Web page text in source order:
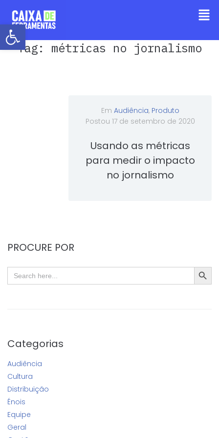
Barra de Ferramentas Aberta
Tag: métricas no jornalismo
Em Audiência, Produto
Postou 17 de setembro de 2020
Usando as métricas
para medir o impacto
no jornalismo
PROCURE POR
Search
for:
Categorias
Audiência
Cultura
Distribuição
Énois
Equipe
Geral